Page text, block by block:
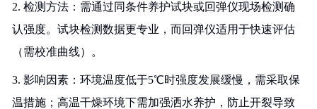
2. 检测方法：需通过同条件养护试块或回弹仪现场检测确
认强度。试块检测数据更专业，而回弹仪适用于快速评估
（需校准曲线）。
3. 影响因素：环境温度低于5℃时强度发展缓慢，需采取保
温措施；高温干燥环境下需加强洒水养护，防止开裂导致